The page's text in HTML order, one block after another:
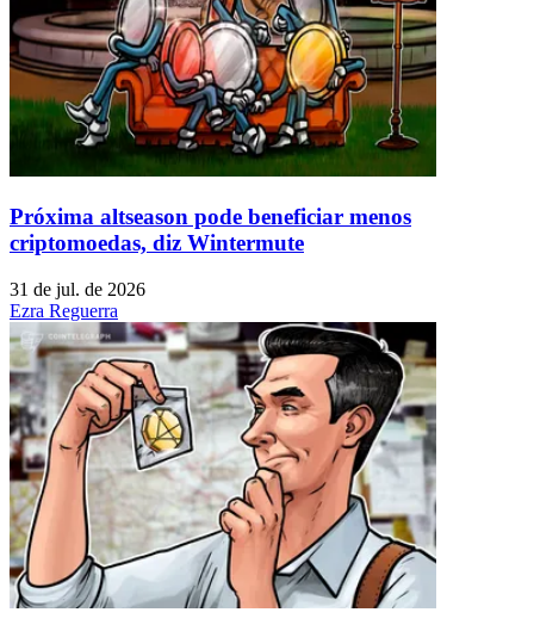
Próxima altseason pode beneficiar menos
criptomoedas, diz Wintermute
31 de jul. de 2026
Ezra Reguerra